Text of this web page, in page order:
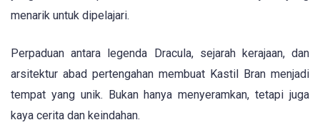
menarik untuk dipelajari.
Perpaduan antara legenda Dracula, sejarah kerajaan, dan
arsitektur abad pertengahan membuat Kastil Bran menjadi
tempat yang unik. Bukan hanya menyeramkan, tetapi juga
kaya cerita dan keindahan.